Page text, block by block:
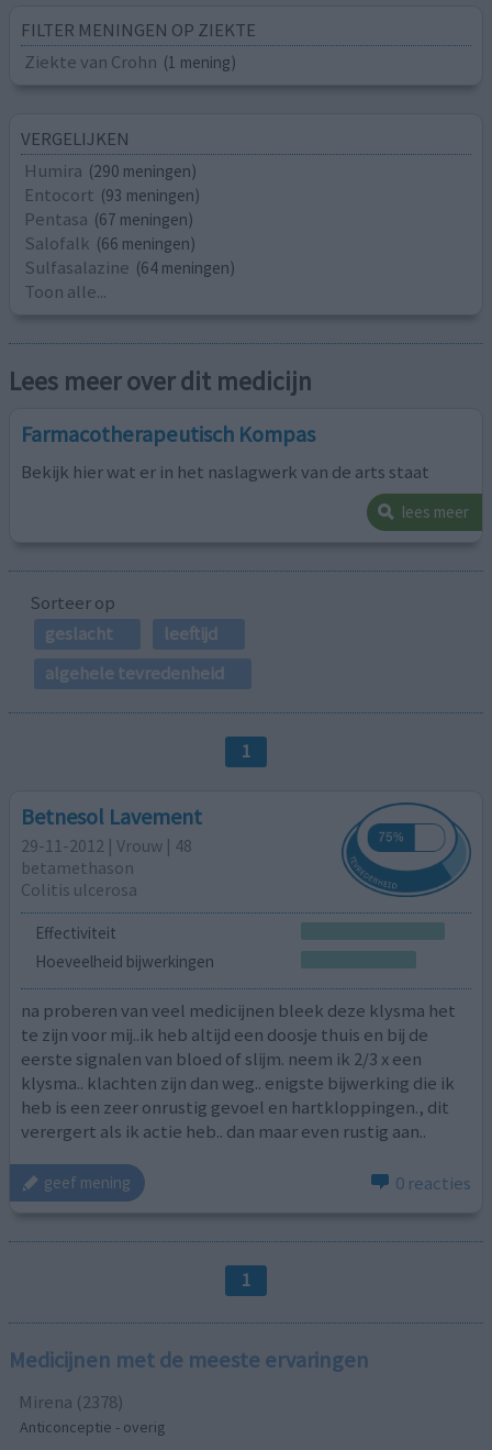
FILTER MENINGEN OP ZIEKTE
Ziekte van Crohn (1 mening)
VERGELIJKEN
Humira (290 meningen)
Entocort (93 meningen)
Pentasa (67 meningen)
Salofalk (66 meningen)
Sulfasalazine (64 meningen)
Toon alle...
Lees meer over dit medicijn
Farmacotherapeutisch Kompas
Bekijk hier wat er in het naslagwerk van de arts staat
lees meer
Sorteer op
geslacht
leeftijd
algehele tevredenheid
1
Betnesol Lavement
29-11-2012 | Vrouw | 48
betamethason
Colitis ulcerosa
Effectiviteit
Hoeveelheid bijwerkingen
na proberen van veel medicijnen bleek deze klysma het
te zijn voor mij..ik heb altijd een doosje thuis en bij de
eerste signalen van bloed of slijm. neem ik 2/3 x een
klysma.. klachten zijn dan weg.. enigste bijwerking die ik
heb is een zeer onrustig gevoel en hartkloppingen., dit
verergert als ik actie heb.. dan maar even rustig aan..
geef mening 0 reacties
1
Medicijnen met de meeste ervaringen
Mirena (2378)
Anticonceptie - overig